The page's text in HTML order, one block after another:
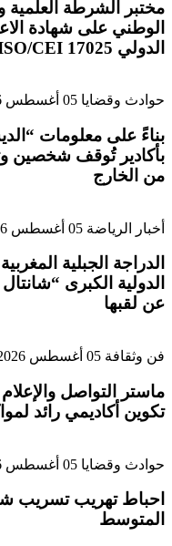
مختبر الشرطة العلمية
الوطني على شهادة
الدولي ISO/CEI 17025
حوادث وقضايا 05 أغسطس 2026 - 16:27
بناءً على معلومات
من الخارج
أخبار الرياضة 05 أغسطس 2026 - 11:36
الدراجة الجبلية
الدولية الكبرى
عن لقبها
فن وثقافة 05 أغسطس 2026 - 11:14
ماستر التواصل
تكوين أكاديمي رائد
حوادث وقضايا 05 أغسطس 2026 - 08:34
احباط تهريب تسريب
المتوسط